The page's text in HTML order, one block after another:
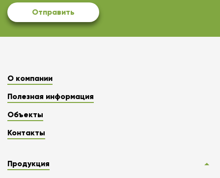
Отправить
О компании
Полезная информация
Объекты
Контакты
Продукция